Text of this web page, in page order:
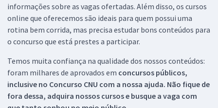
informações sobre as vagas ofertadas. Além disso, os cursos
online que oferecemos são ideais para quem possui uma
rotina bem corrida, mas precisa estudar bons conteúdos para
o concurso que está prestes a participar.
Temos muita confiança na qualidade dos nossos conteúdos:
foram milhares de aprovados em concursos públicos,
inclusive no Concurso CNU com a nossa ajuda. Não fique de
fora dessa, adquira nossos cursos e busque a vaga com